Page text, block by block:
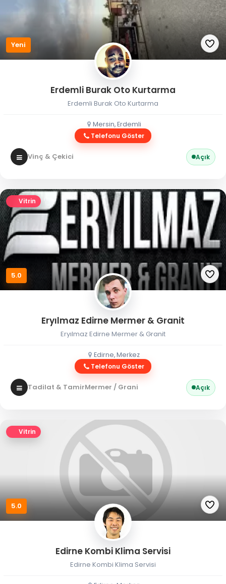
Yeni
Erdemli Burak Oto Kurtarma
Erdemli Burak Oto Kurtarma
Mersin, Erdemli
Telefonu Göster
Vinç & Çekici Açık
Vitrin
5.0
Eryılmaz Edirne Mermer & Granit
Eryılmaz Edirne Mermer & Granit
Edirne, Merkez
Telefonu Göster
Tadilat & TamirMermer / Granit Açık
Vitrin
5.0
Edirne Kombi Klima Servisi
Edirne Kombi Klima Servisi